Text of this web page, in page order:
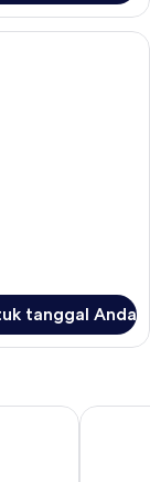
| Brankas,
tanggal Anda
Hotel O